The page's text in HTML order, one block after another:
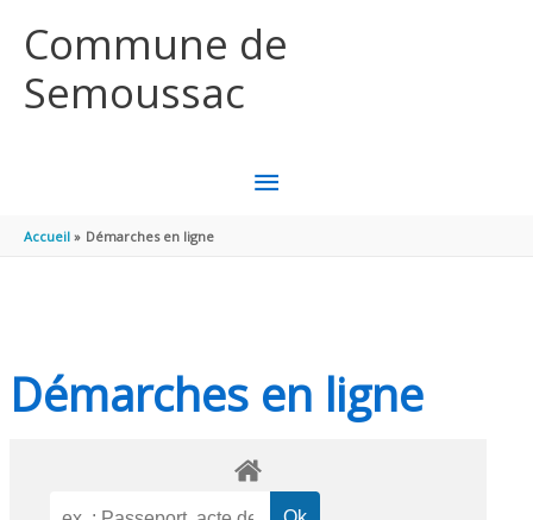
Commune de
Semoussac
MENU
Accueil Démarches en ligne
Démarches en ligne